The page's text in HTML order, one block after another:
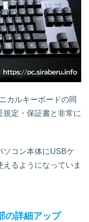
カルキーボードの同
定・保証書と非常に
ソコン本体にUSBケ
るようになっていま
の詳細アップ